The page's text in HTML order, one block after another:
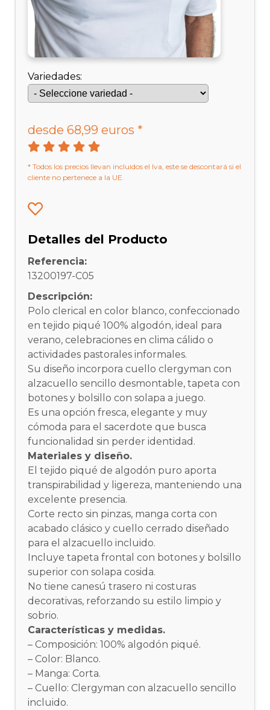
Variedades:
desde 68,99 euros *
* Todos los precios llevan incluidos el Iva, este se descontará si el
cliente no pertenece a la UE.
Detalles del Producto
Referencia:
13200197-C05
Descripción:
Polo clerical en color blanco, confeccionado
en tejido piqué 100% algodón, ideal para
verano, celebraciones en clima cálido o
actividades pastorales informales.
Su diseño incorpora cuello clergyman con
alzacuello sencillo desmontable, tapeta con
botones y bolsillo con solapa a juego.
Es una opción fresca, elegante y muy
cómoda para el sacerdote que busca
funcionalidad sin perder identidad.
Materiales y diseño.
El tejido piqué de algodón puro aporta
transpirabilidad y ligereza, manteniendo una
excelente presencia.
Corte recto sin pinzas, manga corta con
acabado clásico y cuello cerrado diseñado
para el alzacuello incluido.
Incluye tapeta frontal con botones y bolsillo
superior con solapa cosida.
No tiene canesú trasero ni costuras
decorativas, reforzando su estilo limpio y
sobrio.
Características y medidas.
– Composición: 100% algodón piqué.
– Color: Blanco.
– Manga: Corta.
– Cuello: Clergyman con alzacuello sencillo
incluido.